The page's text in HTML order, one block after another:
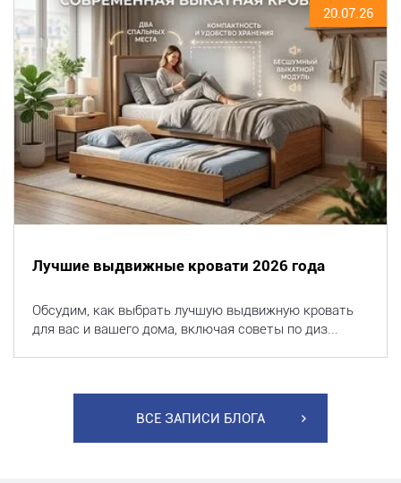
20.07.26
Лучшие выдвижные кровати 2026 года
Обсудим, как выбрать лучшую выдвижную кровать
для вас и вашего дома, включая советы по диз...
ВСЕ ЗАПИСИ БЛОГА